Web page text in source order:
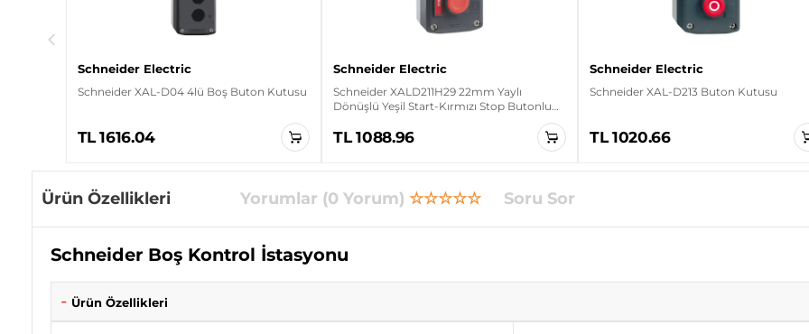
Schneider Electric
Schneider XAL-D04 4lü Boş Buton Kutusu
TL 1616.04
Schneider Electric
Schneider XALD211H29 22mm Yaylı
Dönüşlü Yeşil Start-Kırmızı Stop Butonlu
TL 1088.96
Schneider Electric
Schneider XAL-D213 Buton Kutusu
TL 1020.66
Ürün Özellikleri Yorumlar (0 Yorum) ☆☆☆☆☆ Soru Sor
Schneider Boş Kontrol İstasyonu
Ürün Özellikleri